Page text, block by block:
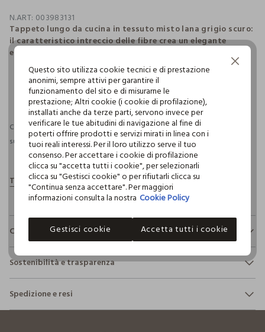
N.ART: 003983131
Tappeto lungo da cucina in tessuto misto lana grigio scuro:
il caratteristico intreccio delle fibre crea un elegante
effetto mélange. Dimensioni: 230 x 160 cm.
pdp.loyalty.section.advantages
Consegna prevista entro il 12/08/2026 e spedizione gratuita per ordini
superiori a 30€ se possiedi una CROFF Club.Maggiori informazioni
Composizione e cura
Composizione:
58% POLIESTERE,40% LANA,2% ALTRE FIBRE
Sostenibilità e trasparenza
Sicurezza
Il 100% dei nostri articoli viene sottoposto a test chimico-
fisici, per verificarne il rispetto dei limiti che abbiamo
Spedizione e resi
Questo sito utilizza cookie tecnici e di prestazione
anonimi, sempre attivi per garantire il
funzionamento del sito e di misurarne le
prestazione; Altri cookie (i cookie di profilazione),
installati anche da terze parti, servono invece per
verificare le tue abitudini di navigazione al fine di
poterti offrire prodotti e servizi mirati in linea con i
tuoi reali interessi. Per il loro utilizzo serve il tuo
consenso. Per accettare i cookie di profilazione
clicca su "accetta tutti i cookie", per selezionarli
clicca su "Gestisci cookie" o per rifiutarli clicca su
"Continua senza accettare". Per maggiori
informazioni consulta la nostra Cookie Policy
Gestisci cookie Accetta tutti i cookie
Continua senza accettare